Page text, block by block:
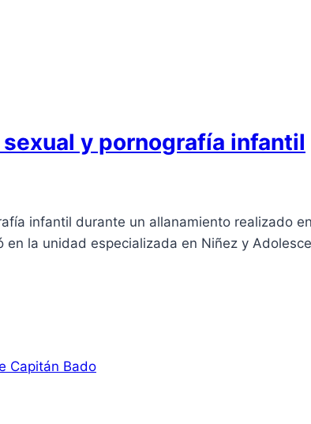
y pornografía infantil
infantil durante un allanamiento realizado
la unidad especializada en Niñez y